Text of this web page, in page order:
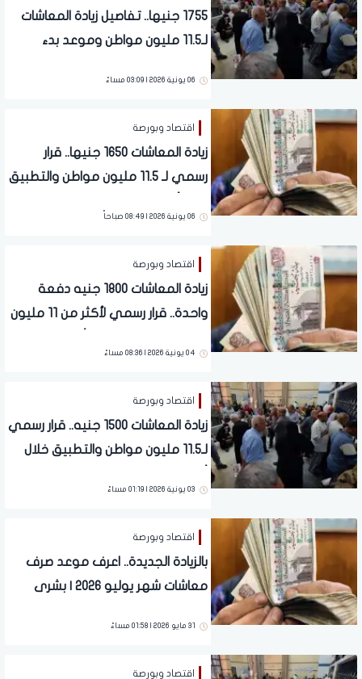
1755 جنيها.. تفاصيل زيادة المعاشات
لـ11.5 مليون مواطن وموعد بدء
06 يونية 2026 | 03:09 مساءً
اقتصاد وبورصة
زيادة المعاشات 1650 جنيها.. قرار
رسمي لـ 11.5 مليون مواطن والتطبيق
06 يونية 2026 | 08:49 صباحاً
اقتصاد وبورصة
زيادة المعاشات 1800 جنيه دفعة
واحدة.. قرار رسمي لأكثر من 11 مليون
04 يونية 2026 | 08:36 مساءً
اقتصاد وبورصة
زيادة المعاشات 1500 جنيه.. قرار رسمي
لـ11.5 مليون مواطن والتطبيق خلال
03 يونية 2026 | 01:19 مساءً
اقتصاد وبورصة
بالزيادة الجديدة.. اعرف موعد صرف
معاشات شهر يوليو 2026 | بشرى
31 مايو 2026 | 01:58 مساءً
اقتصاد وبورصة